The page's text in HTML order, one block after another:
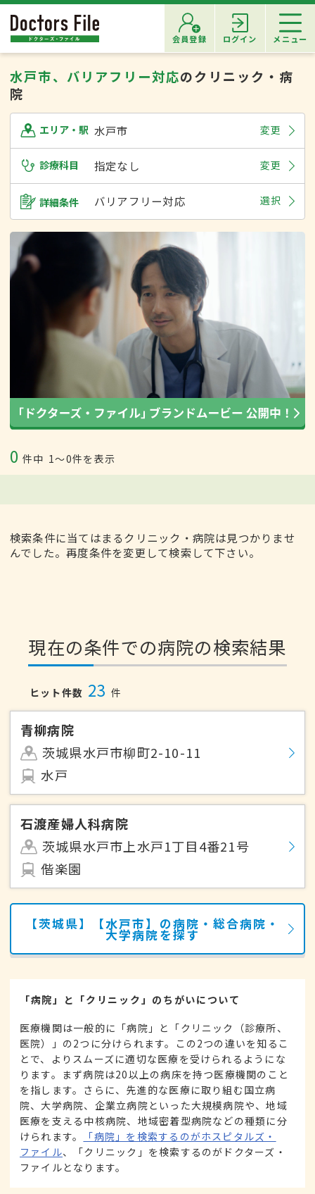
会員登録 ログイン メニュー
水戸市、バリアフリー対応のクリニック・病
院
エリア・駅 水戸市 変更
診療科目 指定なし 変更
詳細条件 バリアフリー対応 選択
0 件中 1〜0件を表示
検索条件に当てはまるクリニック・病院は見つかりませ
んでした。再度条件を変更して検索して下さい。
現在の条件での病院の検索結果
ヒット件数 23 件
青柳病院
茨城県水戸市柳町2-10-11
水戸
石渡産婦人科病院
茨城県水戸市上水戸1丁目4番21号
偕楽園
【茨城県】【水戸市】の病院・総合病院・
大学病院を探す
「病院」と「クリニック」のちがいについて
医療機関は一般的に「病院」と「クリニック（診療所、
医院）」の2つに分けられます。この2つの違いを知るこ
とで、よりスムーズに適切な医療を受けられるようにな
ります。まず病院は20以上の病床を持つ医療機関のこと
を指します。さらに、先進的な医療に取り組む国立病
院、大学病院、企業立病院といった大規模病院や、地域
医療を支える中核病院、地域密着型病院などの種類に分
けられます。
「病院」を検索するのがホスピタルズ・
ファイル、「クリニック」を検索するのがドクターズ・
ファイルとなります。